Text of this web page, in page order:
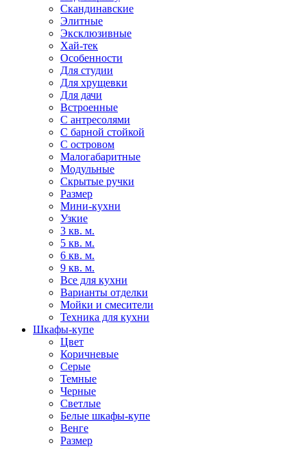
Скандинавские
Элитные
Эксклюзивные
Хай-тек
Особенности
Для студии
Для хрущевки
Для дачи
Встроенные
С антресолями
С барной стойкой
С островом
Малогабаритные
Модульные
Скрытые ручки
Размер
Мини-кухни
Узкие
3 кв. м.
5 кв. м.
6 кв. м.
9 кв. м.
Все для кухни
Варианты отделки
Мойки и смесители
Техника для кухни
Шкафы-купе
Цвет
Коричневые
Серые
Темные
Черные
Светлые
Белые шкафы-купе
Венге
Размер